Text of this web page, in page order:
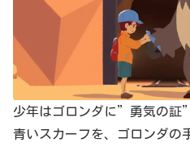
少年はゴロンダに”勇気の証
青いスカーフを、ゴロンダの